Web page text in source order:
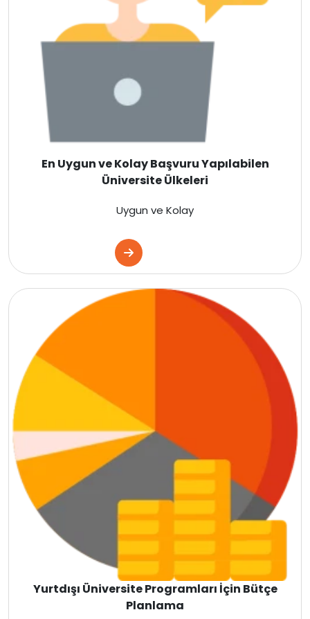
Amerika
Hollanda
İngiltere
İrlanda
İsviçre
Çekya
İspanya
Almanya
Çin
İsveç
Gürcistan
Letonya
En Uygun ve Kolay Başvuru Yapılabilen
Üniversite Ülkeleri
Uygun ve Kolay
Yurtdışı Üniversite Programları İçin Bütçe
Planlama